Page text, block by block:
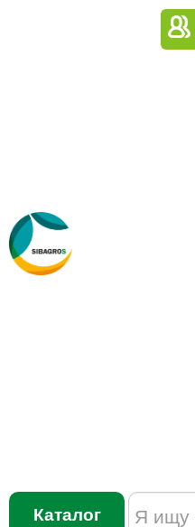
Каталог